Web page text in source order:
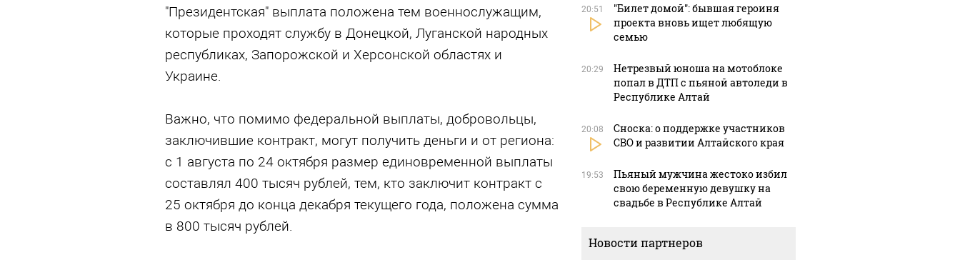
"Президентская" выплата положена тем военнослужащим,
которые проходят службу в Донецкой, Луганской народных
республиках, Запорожской и Херсонской областях и
Украине.
Важно, что помимо федеральной выплаты, добровольцы,
заключившие контракт, могут получить деньги и от региона:
с 1 августа по 24 октября размер единовременной выплаты
составлял 400 тысяч рублей, тем, кто заключит контракт с
25 октября до конца декабря текущего года, положена сумма
в 800 тысяч рублей.
20:51
"Билет домой": бывшая героиня
проекта вновь ищет любящую
семью
20:29
Нетрезвый юноша на мотоблоке
попал в ДТП с пьяной автоледи в
Республике Алтай
20:08
Сноска: о поддержке участников
СВО и развитии Алтайского края
19:53
Пьяный мужчина жестоко избил
свою беременную девушку на
свадьбе в Республике Алтай
Новости партнеров